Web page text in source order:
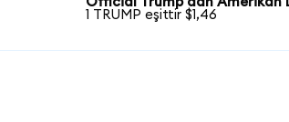
1 TRUMP eşittir $1,46